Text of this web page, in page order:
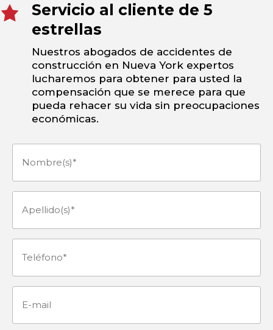
Servicio al cliente de 5
estrellas
Nuestros abogados de accidentes de
construcción en Nueva York expertos
lucharemos para obtener para usted la
compensación que se merece para que
pueda rehacer su vida sin preocupaciones
económicas.
Nombre(s)
Apellido(s)
Teléfono (Obligatorio)